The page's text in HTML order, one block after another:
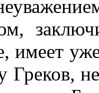
имеет
Греков,